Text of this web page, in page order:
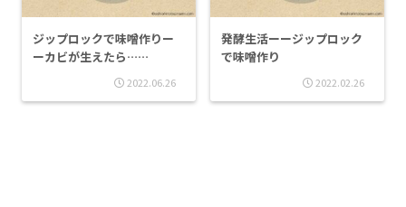
ジップロックで味噌作りー
ーカビが生えたら……
2022.06.26
発酵生活ーージップロック
で味噌作り
2022.02.26